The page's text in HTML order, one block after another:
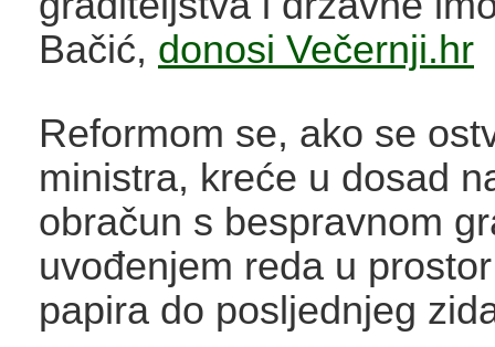
Bačić, donosi Večernji.hr
Reformom se, ako se
ministra, kreće u dosad
obračun s bespravnom
uvođenjem reda u
papira do posljednjeg